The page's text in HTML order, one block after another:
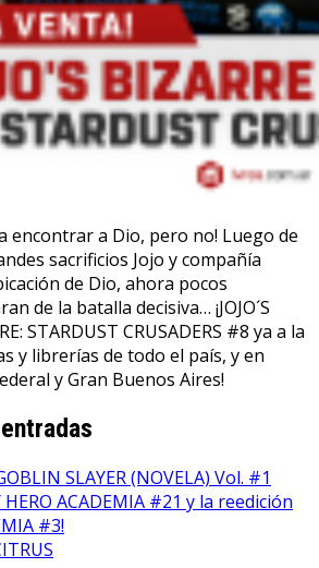
encontrar a Dio, pero no! Luego de
sacrificios Jojo y compañía
de Dio, ahora pocos
de la batalla decisiva… ¡JOJO´S
STARDUST CRUSADERS #8 ya a la
y librerías de todo el país, y en
y Gran Buenos Aires!
SLAYER (NOVELA) Vol. #1
HERO ACADEMIA #21 y la reedición
#3!